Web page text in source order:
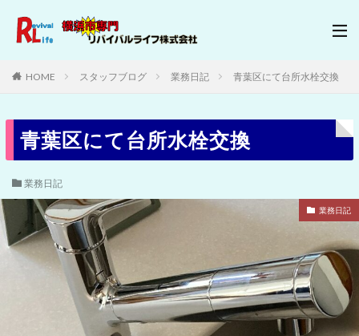
HOME スタッフブログ 業務日記 青葉区にて台所水栓交換
青葉区にて台所水栓交換
業務日記
業務日記